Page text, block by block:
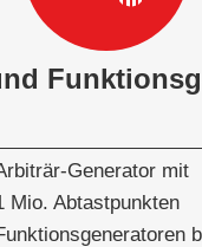
Generator mit
Mio. Abtastpunkten